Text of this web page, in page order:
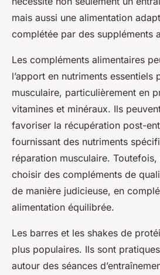
mais aussi une alimentation
complétée par des suppléments
Les compléments alimentaires
l’apport en nutriments essentiels
musculaire, particulièrement en
vitamines et minéraux. Ils
favoriser la récupération post-
fournissant des nutriments
réparation musculaire.
choisir des compléments de
de manière judicieuse, en
alimentation équilibrée.
Les barres et les shakes de
plus populaires. Ils sont
autour des séances